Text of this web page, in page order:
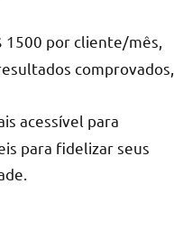
1500 por cliente/mês,
comprovados,
acessível para
para fidelizar seus